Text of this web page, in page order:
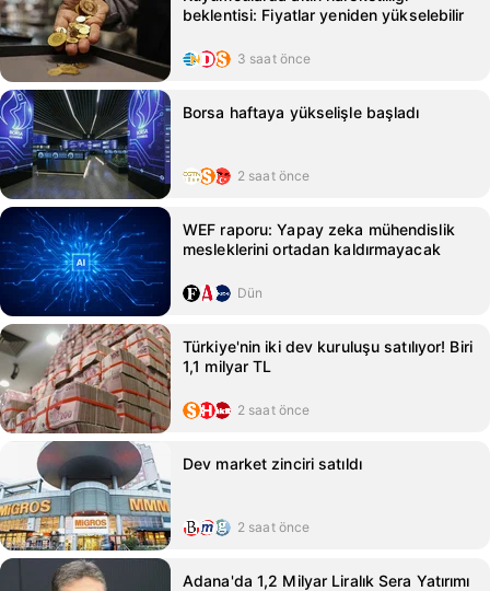
beklentisi: Fiyatlar yeniden yükselebilir
3 saat önce
Borsa haftaya yükselişle başladı
2 saat önce
WEF raporu: Yapay zeka mühendislik
mesleklerini ortadan kaldırmayacak
Dün
Türkiye'nin iki dev kuruluşu satılıyor! Biri
1,1 milyar TL
2 saat önce
Dev market zinciri satıldı
2 saat önce
Adana'da 1,2 Milyar Liralık Sera Yatırımı